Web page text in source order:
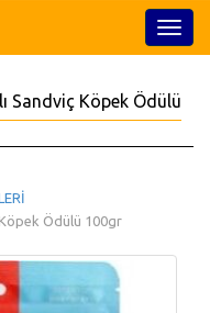
Sandviç Köpek Ödülü
Ödülü 100gr